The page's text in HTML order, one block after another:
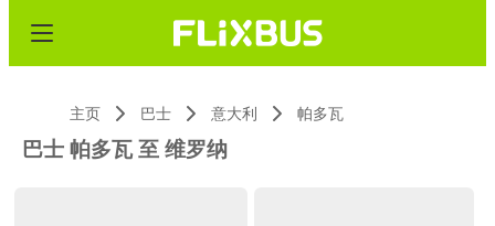
主页 巴士 意大利 帕多瓦
巴士 帕多瓦 至 维罗纳